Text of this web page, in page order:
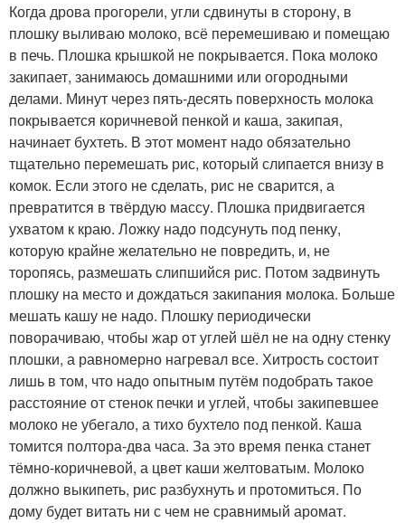
Когда дрова прогорели, угли сдвинуты в сторону, в
плошку выливаю молоко, всё перемешиваю и помещаю
в печь. Плошка крышкой не покрывается. Пока молоко
закипает, занимаюсь домашними или огородными
делами. Минут через пять-десять поверхность молока
покрывается коричневой пенкой и каша, закипая,
начинает бухтеть. В этот момент надо обязательно
тщательно перемешать рис, который слипается внизу в
комок. Если этого не сделать, рис не сварится, а
превратится в твёрдую массу. Плошка придвигается
ухватом к краю. Ложку надо подсунуть под пенку,
которую крайне желательно не повредить, и, не
торопясь, размешать слипшийся рис. Потом задвинуть
плошку на место и дождаться закипания молока. Больше
мешать кашу не надо. Плошку периодически
поворачиваю, чтобы жар от углей шёл не на одну стенку
плошки, а равномерно нагревал все. Хитрость состоит
лишь в том, что надо опытным путём подобрать такое
расстояние от стенок печки и углей, чтобы закипевшее
молоко не убегало, а тихо бухтело под пенкой. Каша
томится полтора-два часа. За это время пенка станет
тёмно-коричневой, а цвет каши желтоватым. Молоко
должно выкипеть, рис разбухнуть и протомиться. По
дому будет витать ни с чем не сравнимый аромат.